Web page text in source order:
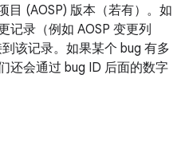
目 (AOSP) 版本（若有）。如
记录（例如 AOSP 变更列
该记录。如果某个 bug 有多
还会通过 bug ID 后面的数字